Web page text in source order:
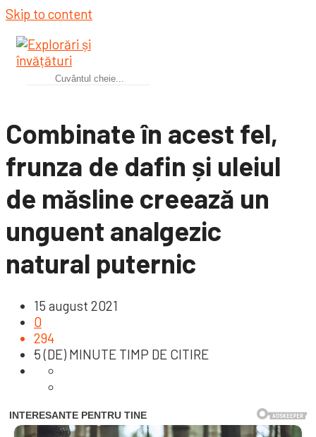
Skip to content
Combinate în acest fel,
frunza de dafin și uleiul
de măsline creează un
unguent analgezic
natural puternic
15 august 2021
0
294
5 (DE) MINUTE TIMP DE CITIRE